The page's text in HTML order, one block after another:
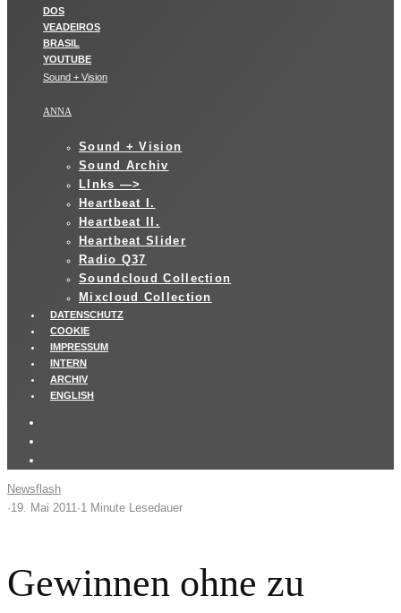
Sound + Vision
ANNA
Sound + Vision
Sound Archiv
LInks —>
Heartbeat I.
Heartbeat II.
Heartbeat Slider
Radio Q37
Soundcloud Collection
Mixcloud Collection
DATENSCHUTZ
COOKIE
IMPRESSUM
INTERN
ARCHIV
ENGLISH
Newsflash
·19. Mai 2011·1 Minute Lesedauer
Gewinnen ohne zu